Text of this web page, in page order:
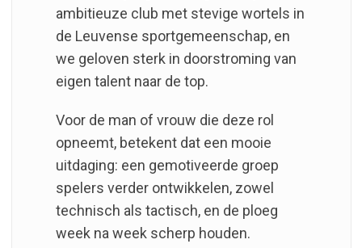
ambitieuze club met stevige wortels in
de Leuvense sportgemeenschap, en
we geloven sterk in doorstroming van
eigen talent naar de top.
Voor de man of vrouw die deze rol
opneemt, betekent dat een mooie
uitdaging: een gemotiveerde groep
spelers verder ontwikkelen, zowel
technisch als tactisch, en de ploeg
week na week scherp houden.